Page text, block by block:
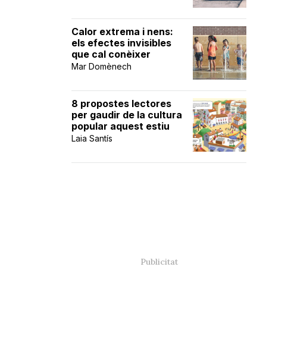
Calor extrema i nens:
els efectes invisibles
que cal conèixer
Mar Domènech
8 propostes lectores
per gaudir de la cultura
popular aquest estiu
Laia Santís